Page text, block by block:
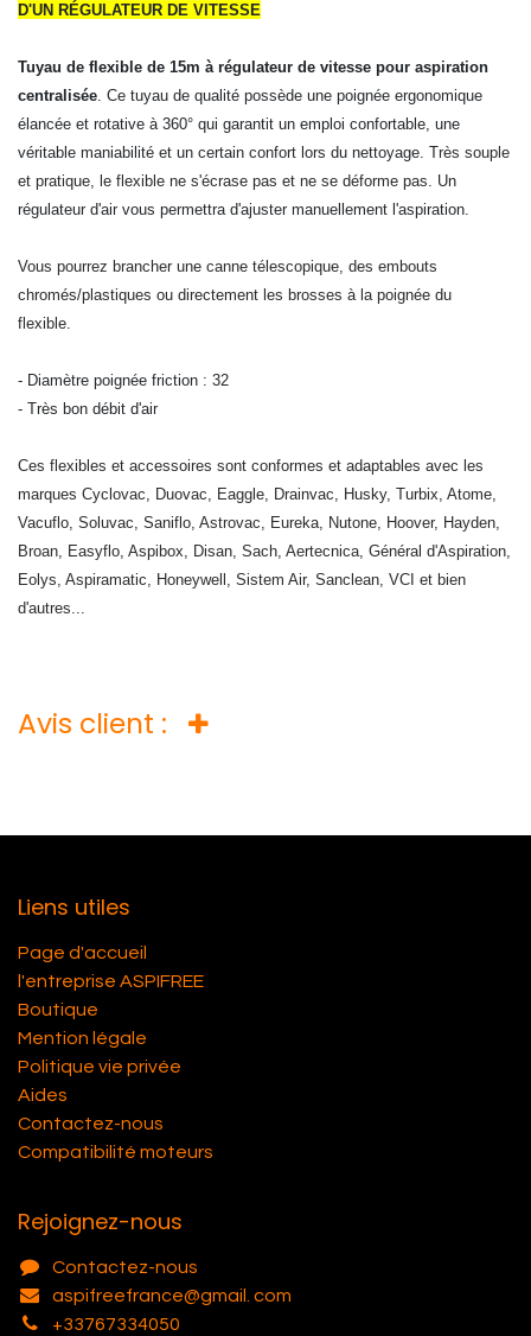
D'UN RÉGULATEUR DE VITESSE
Tuyau de flexible de 15m à régulateur de vitesse pour aspiration
centralisée. Ce tuyau de qualité possède une poignée ergonomique
élancée et rotative à 360° qui garantit un emploi confortable, une
véritable maniabilité et un certain confort lors du nettoyage. Très souple
et pratique, le flexible ne s'écrase pas et ne se déforme pas. Un
régulateur d'air vous permettra d'ajuster manuellement l'aspiration.
Vous pourrez brancher une canne télescopique, des embouts
chromés/plastiques ou directement les brosses à la poignée du
flexible.
- Diamètre poignée friction : 32
- Très bon débit d'air
Ces flexibles et accessoires sont conformes et adaptables avec les
marques Cyclovac, Duovac, Eaggle, Drainvac, Husky, Turbix, Atome,
Vacuflo, Soluvac, Saniflo, Astrovac, Eureka, Nutone, Hoover, Hayden,
Broan, Easyflo, Aspibox, Disan, Sach, Aertecnica, Général d'Aspiration,
Eolys, Aspiramatic, Honeywell, Sistem Air, Sanclean, VCI et bien
d'autres...
Avis client :
Liens utiles
Page d'accueil
l'entreprise ASPIFREE
Boutique
Mention légale
Politique vie privée
Aides
Contactez-nous
Compatibilité moteurs
Rejoignez-nous
Contactez-nous
aspifreefrance@gmail. com
+33767334050